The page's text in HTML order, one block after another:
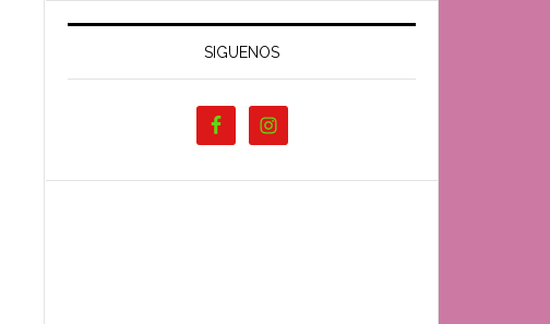
SIGUENOS